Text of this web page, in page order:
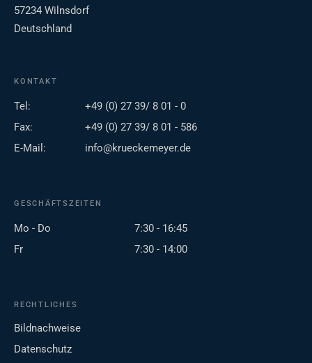
57234 Wilnsdorf
Deutschland
KONTAKT
Tel:
+49 (0) 27 39/ 8 01 - 0
Fax:
+49 (0) 27 39/ 8 01 - 586
E-Mail:
info@krueckemeyer.de
GESCHÄFTSZEITEN
Mo - Do
7:30 - 16:45
Fr
7:30 - 14:00
RECHTLICHES
Bildnachweise
Datenschutz